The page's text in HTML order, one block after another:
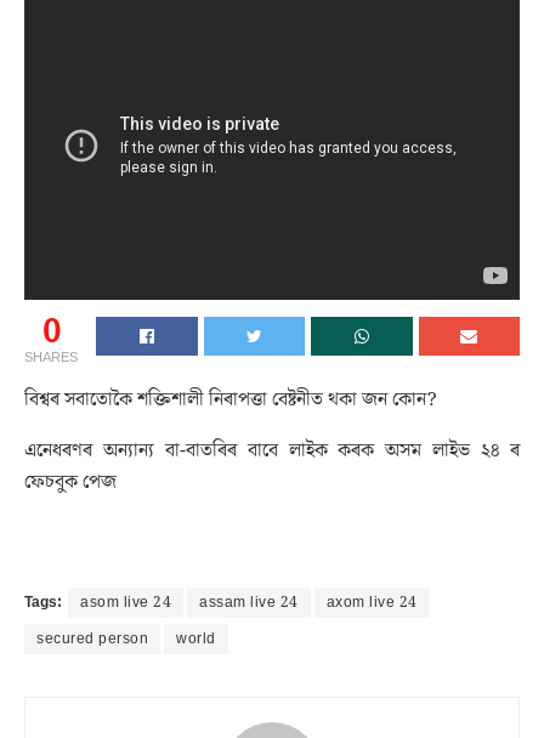
0
SHARES
বিশ্বৰ সবাতোকৈ শক্তিশালী নিৰাপত্তা বেষ্টনীত থকা জন কোন?
এনেধৰণৰ অন্যান্য বা-বাতৰিৰ বাবে লাইক কৰক অসম লাইভ ২৪ ৰ
ফেচবুক পেজ
Tags: asom live 24 assam live 24
axom live 24
secured person
world